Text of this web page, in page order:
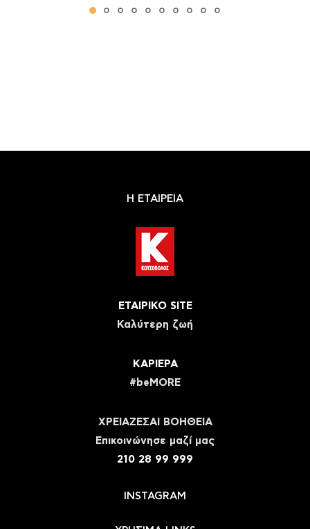
Η ΕΤΑΙΡΕΙΑ
ΕΤΑΙΡΙΚΟ SITE
Καλύτερη ζωή
ΚΑΡΙΕΡΑ
#beMORE
ΧΡΕΙΑΖΕΣΑΙ ΒΟΗΘΕΙΑ
Eπικοινώνησε μαζί μας
210 28 99 999
INSTAGRAM